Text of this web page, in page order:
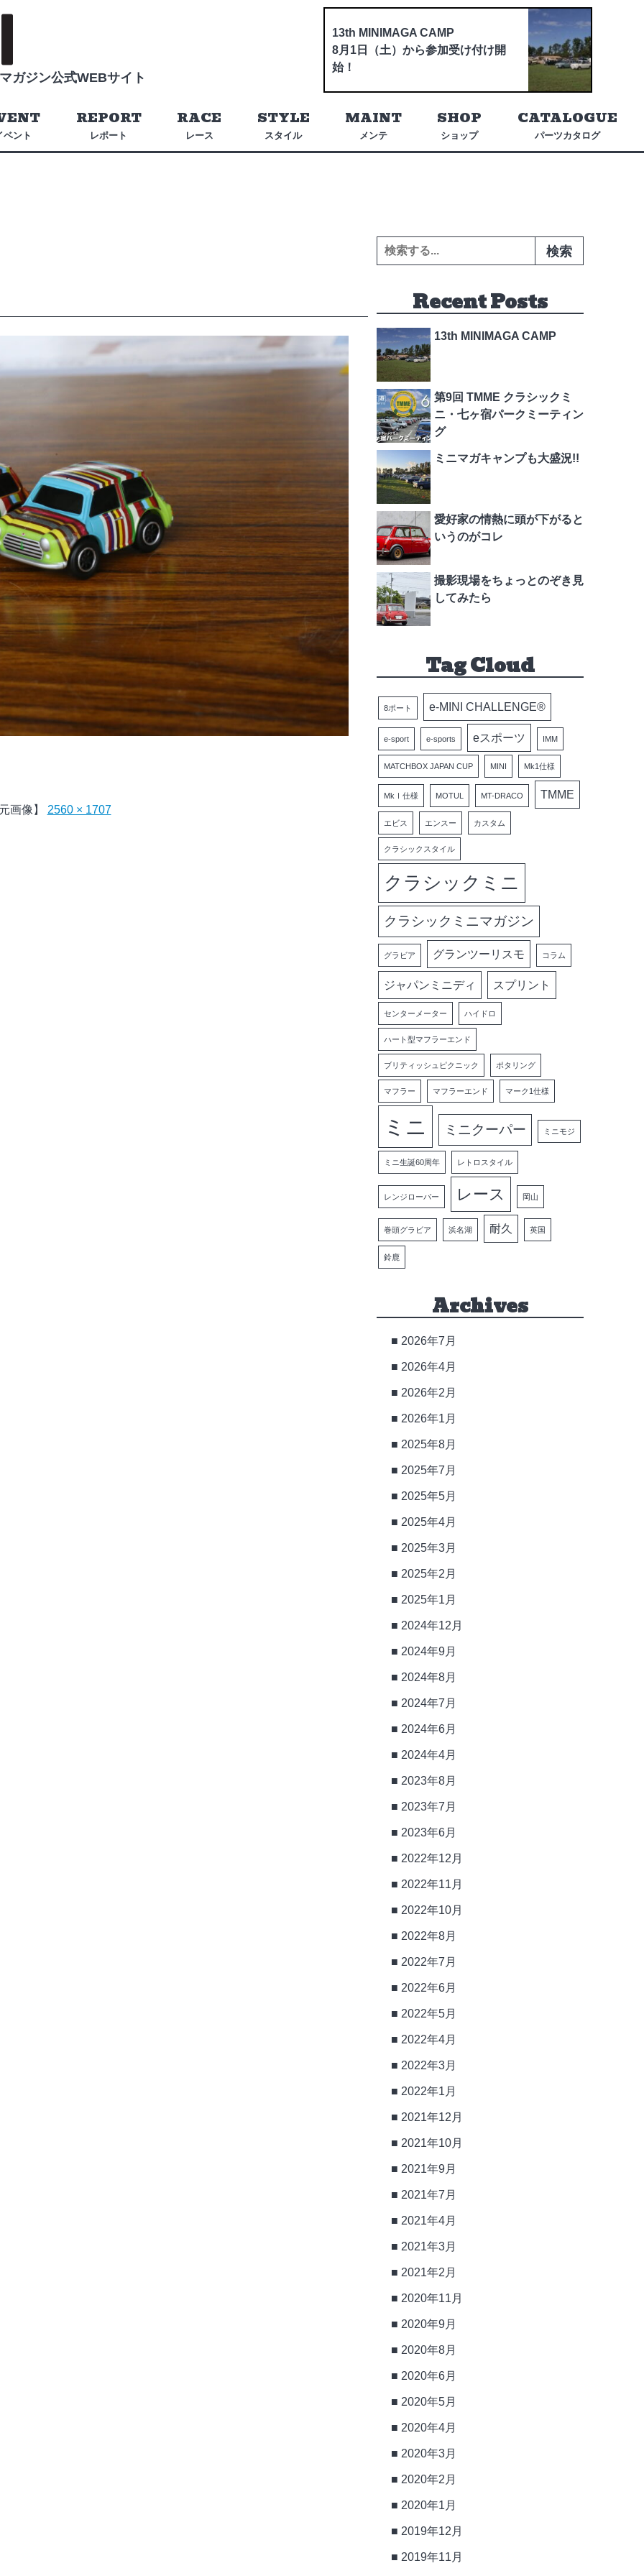
ガジン公式WEBサイト
13th MINIMAGA CAMP
8月1日（土）から参加受け付け開
始！
ベント レポート
REPORT
レース
RACE
スタイル
STYLE
メンテ
MAINT
ショップ
SHOP
パーツカタログ
CATALOGUE
画像】 2560 × 1707
検索:
Recent Posts
13th MINIMAGA CAMP
第9回 TMME クラシックミ
ニ・七ヶ宿パークミーティン
グ
ミニマガキャンプも大盛況!!
愛好家の情熱に頭が下がると
いうのがコレ
撮影現場をちょっとのぞき見
してみたら
Tag Cloud
8ポート e-MINI CHALLENGE®
e-sport e-sports eスポーツ IMM
MATCHBOX JAPAN CUP MINI Mk1仕様
MkⅠ仕様 MOTUL MT-DRACO TMME
エビス エンスー カスタム
クラシックスタイル
クラシックミニ
クラシックミニマガジン
グラビア グランツーリスモ コラム
ジャパンミニディ スプリント
センターメーター ハイドロ
ハート型マフラーエンド
ブリティッシュピクニック ポタリング
マフラー マフラーエンド マーク1仕様
ミニ ミニクーパー ミニモジ
ミニ生誕60周年 レトロスタイル
レンジローバー レース 岡山
巻頭グラビア 浜名湖 耐久 英国
鈴鹿
Archives
2026年7月
2026年4月
2026年2月
2026年1月
2025年8月
2025年7月
2025年5月
2025年4月
2025年3月
2025年2月
2025年1月
2024年12月
2024年9月
2024年8月
2024年7月
2024年6月
2024年4月
2023年8月
2023年7月
2023年6月
2022年12月
2022年11月
2022年10月
2022年8月
2022年7月
2022年6月
2022年5月
2022年4月
2022年3月
2022年1月
2021年12月
2021年10月
2021年9月
2021年7月
2021年4月
2021年3月
2021年2月
2020年11月
2020年9月
2020年8月
2020年6月
2020年5月
2020年4月
2020年3月
2020年2月
2020年1月
2019年12月
2019年11月